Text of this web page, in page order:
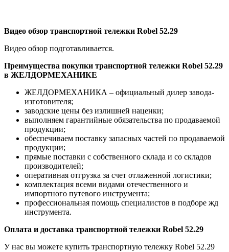
Видео обзор транспортной тележки Robel 52.29
Видео обзор подготавливается.
Преимущества покупки транспортной тележки Robel 52.29
в ЖЕЛДОРМЕХАНИКЕ
ЖЕЛДОРМЕХАНИКА – официальный дилер завода-
изготовителя;
заводские цены без излишней наценки;
выполняем гарантийные обязательства по продаваемой
продукции;
обеспечиваем поставку запасных частей по продаваемой
продукции;
прямые поставки с собственного склада и со складов
производителей;
оперативная отгрузка за счет отлаженной логистики;
комплектация всеми видами отечественного и
импортного путевого инструмента;
профессиональная помощь специалистов в подборе жд
инструмента.
Оплата и доставка транспортной тележки Robel 52.29
У нас вы можете купить транспортную тележку Robel 52.29